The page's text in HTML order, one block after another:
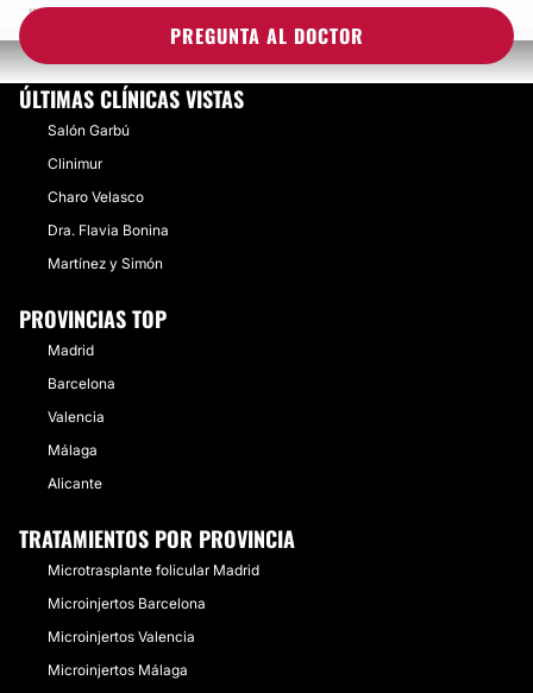
PREGUNTA AL DOCTOR
INJERTO CAPILAR SOLO RAPANDO ZONA DONANTE
ÚLTIMAS CLÍNICAS VISTAS
Salón Garbú
Clinimur
Charo Velasco
Dra. Flavia Bonina
Martínez y Simón
PROVINCIAS TOP
Madrid
Barcelona
Valencia
Málaga
Alicante
TRATAMIENTOS POR PROVINCIA
Microtrasplante folicular Madrid
Microinjertos Barcelona
Microinjertos Valencia
Microinjertos Málaga